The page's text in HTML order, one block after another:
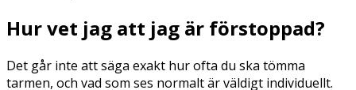
Hur vet jag att jag är förstoppad?
Det går inte att säga exakt hur ofta du ska tömma
tarmen, och vad som ses normalt är väldigt individuellt.